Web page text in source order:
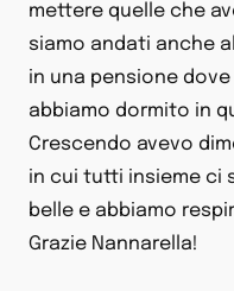
mettere quelle che
siamo andati anche
in una pensione
abbiamo dormito in
Crescendo avevo
in cui tutti insieme ci
belle e abbiamo
Grazie Nannarella!